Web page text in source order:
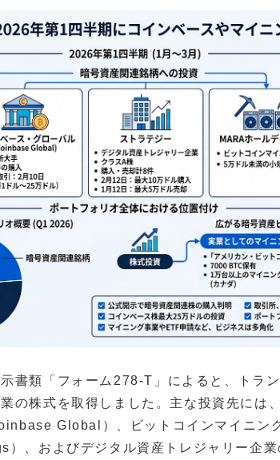
書類「フォーム278-T」によると、トラ
の株式を取得しました。主な投資先には
Global）、ビットコインマイニン
、およびデジタル資産トレジャリー企業